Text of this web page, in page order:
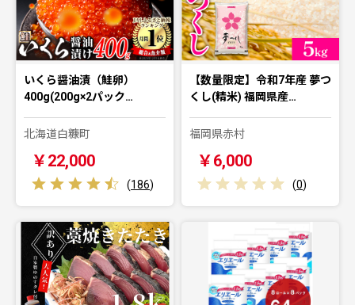
いくら醤油漬（鮭卵）
400g(200g×2パック…
北海道白糠町
￥22,000
(186)
【数量限定】令和7年産 夢つ
くし(精米) 福岡県産…
福岡県赤村
￥6,000
(0)